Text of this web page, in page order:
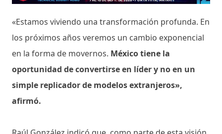
«Estamos viviendo una transformación profunda. En
los próximos años veremos un cambio exponencial
en la forma de movernos. México tiene la
oportunidad de convertirse en líder y no en un
simple replicador de modelos extranjeros»,
afirmó.